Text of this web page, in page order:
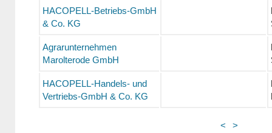
HACOPELL-Betriebs-GmbH
& Co. KG
Agrarunternehmen
Marolterode GmbH
HACOPELL-Handels- und
Vertriebs-GmbH & Co. KG
< >